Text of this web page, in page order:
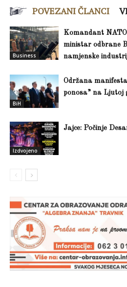
POVEZANI ČLANCI
Business
Komandant
ministar odbrane
namjenske
BiH
Održana
ponosa” na Ljutoj
Izdvojeno
Jajce: Počinje